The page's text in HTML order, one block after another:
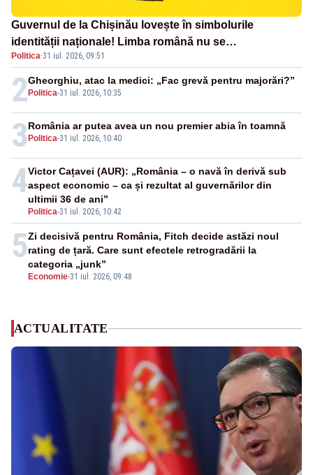
Guvernul de la Chișinău lovește în simbolurile
identității naționale! Limba română nu se
economisește! Limba română se sărbătorește!
Politica·31 iul. 2026, 09:51
2 Politica-31 iul. 2026, 10:35
Gheorghiu, atac la medici: „Fac grevă pentru majorări?”
3 Politica-31 iul. 2026, 10:40
România ar putea avea un nou premier abia în toamnă
4
Politica-31 iul. 2026, 10:42
Victor Cațavei (AUR): „România – o navă în derivă sub
aspect economic – ca și rezultat al guvernărilor din
ultimii 36 de ani”
5
Economie-31 iul. 2026, 09:48
Zi decisivă pentru România, Fitch decide astăzi noul
rating de țară. Care sunt efectele retrogradării la
categoria „junk”
ACTUALITATE